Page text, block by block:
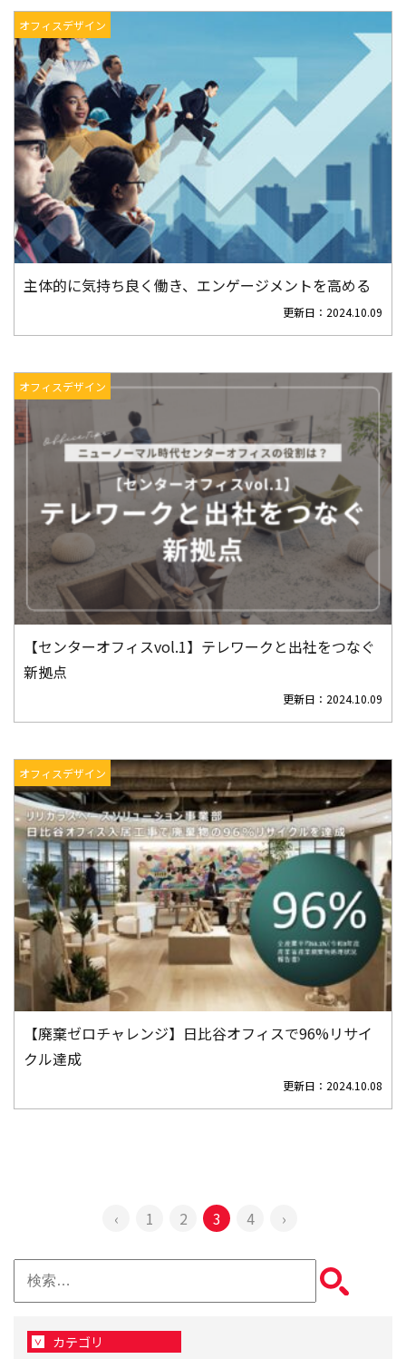
オフィスデザイン
主体的に気持ち良く働き、エンゲージメントを高める
更新日： 2024.10.09
オフィスデザイン
【センターオフィスvol.1】テレワークと出社をつなぐ
新拠点
更新日： 2024.10.09
オフィスデザイン
【廃棄ゼロチャレンジ】日比谷オフィスで96%リサイ
クル達成
更新日： 2024.10.08
‹ 1 2 3 4 ›
索:
カテゴリ